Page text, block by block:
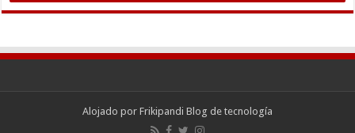
Alojado por Frikipandi Blog de tecnología